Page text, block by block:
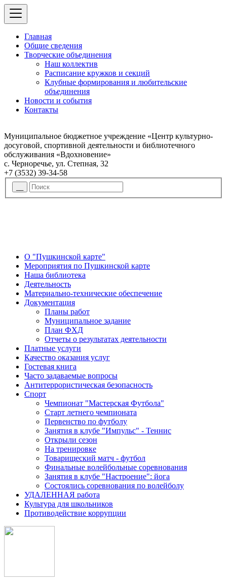
Главная
Общие сведения
Творческие объединения
Наш коллектив
Расписание кружков и секций
Клубные формирования и любительские
объединения
Новости и события
Контакты
Муниципальное бюджетное учреждение «Центр культурно-
досуговой, спортивной деятельности и библиотечного
обслуживания «Вдохновение»
с. Черноречье, ул. Степная, 32
+7 (3532) 39-34-58
О "Пушкинской карте"
Мероприятия по Пушкинской карте
Наша библиотека
Деятельность
Материально-технические обеспечение
Документация
Планы работ
Муниципальное задание
План ФХД
Отчеты о результатах деятельности
Платные услуги
Качество оказания услуг
Гостевая книга
Часто задаваемые вопросы
Антитеррористическая безопасность
Спорт
Чемпионат "Мастерская Футбола"
Старт летнего чемпионата
Первенство по футболу
Занятия в клубе "Импульс" - Теннис
Открыли сезон
На тренировке
Товарищеский матч - футбол
Финальные волейбольные соревнования
Занятия в клубе "Настроение": йога
Состоялись соревнования по волейболу
УДАЛЕННАЯ работа
Культура для школьников
Противодействие коррупции